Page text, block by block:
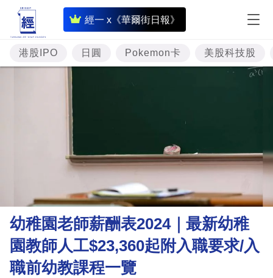
經一 x《華爾街日報》
即
時
財
經
樓
理
財
商
業
港股IPO 日圓 Pokemon卡 美股科技股
幼稚園老師薪酬表2024｜最新幼稚
園教師人工$23,360起附入職要求/入
職前幼教課程一覽